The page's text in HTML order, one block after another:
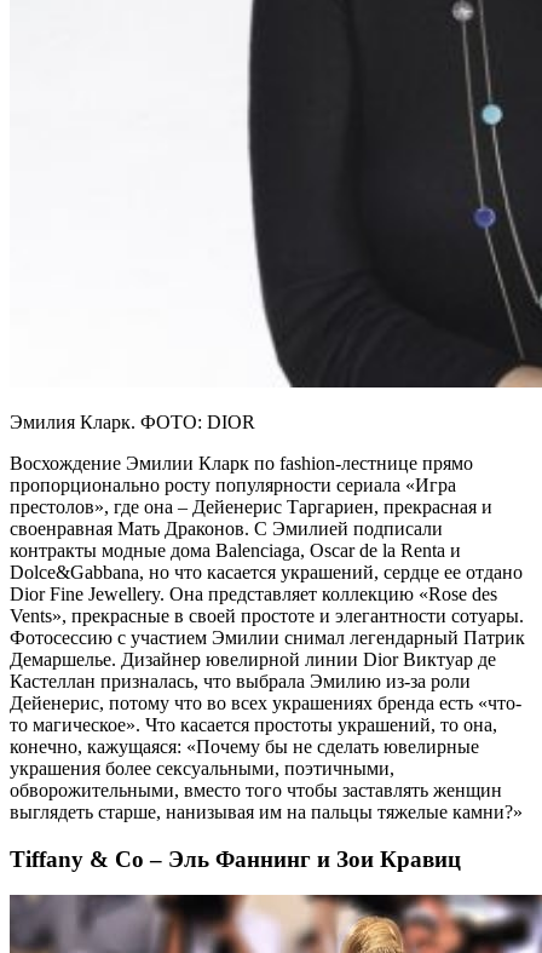
Эмилия Кларк. ФОТО: DIOR
Восхождение Эмилии Кларк по fashion-лестнице прямо
пропорционально росту популярности сериала «Игра
престолов», где она – Дейенерис Таргариен, прекрасная и
своенравная Мать Драконов. С Эмилией подписали
контракты модные дома Balenciaga, Oscar de la Renta и
Dolce&Gabbana, но что касается украшений, сердце ее отдано
Dior Fine Jewellery. Она представляет коллекцию «Rose des
Vents», прекрасные в своей простоте и элегантности сотуары.
Фотосессию с участием Эмилии снимал легендарный Патрик
Демаршелье. Дизайнер ювелирной линии Dior Виктуар де
Кастеллан призналась, что выбрала Эмилию из-за роли
Дейенерис, потому что во всех украшениях бренда есть «что-
то магическое». Что касается простоты украшений, то она,
конечно, кажущаяся: «Почему бы не сделать ювелирные
украшения более сексуальными, поэтичными,
обворожительными, вместо того чтобы заставлять женщин
выглядеть старше, нанизывая им на пальцы тяжелые камни?»
Tiffany & Co – Эль Фаннинг и Зои Кравиц